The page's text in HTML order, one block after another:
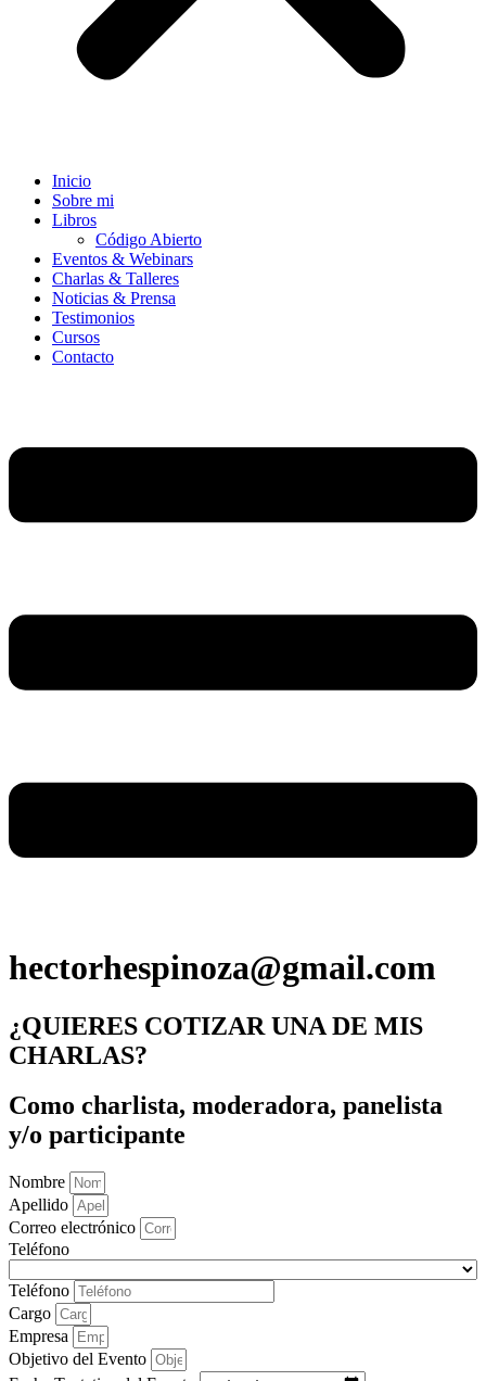
Inicio
Sobre mi
Libros
Código Abierto
Eventos & Webinars
Charlas & Talleres
Noticias & Prensa
Testimonios
Cursos
Contacto
hectorhespinoza@gmail.com
¿QUIERES COTIZAR UNA DE MIS
CHARLAS?
Como charlista, moderadora, panelista
y/o participante
Nombre
Apellido
Correo electrónico
Teléfono
Teléfono
Cargo
Empresa
Objetivo del Evento